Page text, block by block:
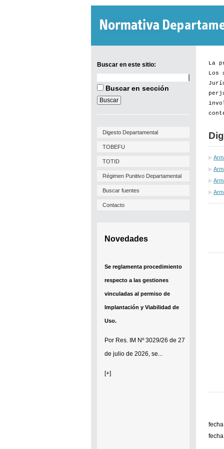
Buscar en este sitio:
en
sitio:
Buscar en sección
Digesto Departamental
TOBEFU
TOTID
Régimen Punitivo Departamental
Buscar fuentes
Contacto
Novedades
Se reglamenta procedimiento
respecto a las gestiones
vinculadas al permiso de
Implantación y Viabilidad de
Uso.
Por Res. IM Nº 3029/26 de 27
de julio de 2026, se...
[+]
La
Los